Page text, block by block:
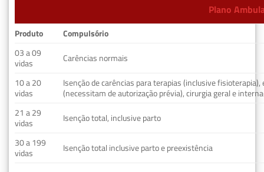
Plano
Produto
Compulsório
03 a 09
vidas
Carências normais
10 a 20
vidas
Isenção de carências para terapias (inclusive fisioterapia),
(necessitam de autorização prévia), cirurgia geral e
21 a 29
vidas
Isenção total, inclusive parto
30 a 199
vidas
Isenção total inclusive parto e preexistência